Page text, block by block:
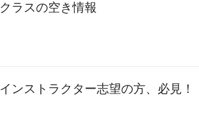
クラスの空き情報
インストラクター志望の方、必見！